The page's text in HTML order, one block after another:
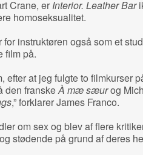
Crane, er Interior. Leather Bar
homoseksualitet.
for instruktøren også som et
film på.
efter at jeg fulgte to filmkurser
den franskeÀ mæ sæurog
,” forklarer James Franco.
om sex og blev af flere
stødende på grund af deres